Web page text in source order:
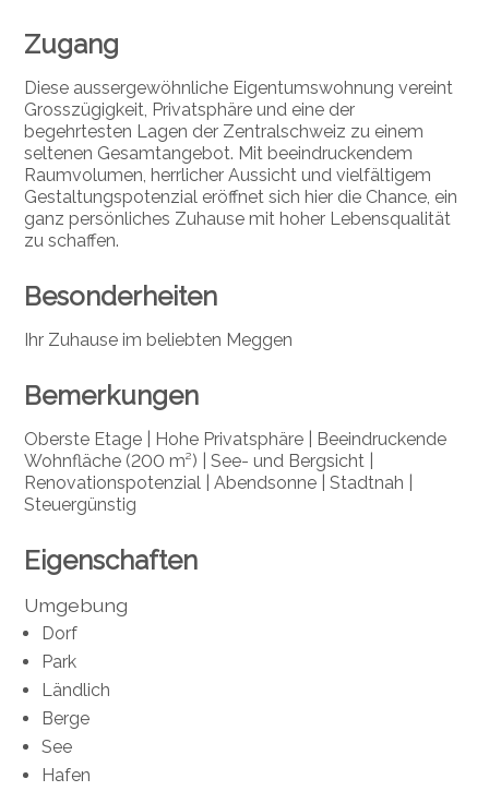
Zugang
Diese aussergewöhnliche Eigentumswohnung vereint
Grosszügigkeit, Privatsphäre und eine der
begehrtesten Lagen der Zentralschweiz zu einem
seltenen Gesamtangebot. Mit beeindruckendem
Raumvolumen, herrlicher Aussicht und vielfältigem
Gestaltungspotenzial eröffnet sich hier die Chance, ein
ganz persönliches Zuhause mit hoher Lebensqualität
zu schaffen.
Besonderheiten
Ihr Zuhause im beliebten Meggen
Bemerkungen
Oberste Etage | Hohe Privatsphäre | Beeindruckende
Wohnfläche (200 m²) |See- und Bergsicht |
Renovationspotenzial | Abendsonne | Stadtnah |
Steuergünstig
Eigenschaften
Umgebung
Dorf
Park
Ländlich
Berge
See
Hafen